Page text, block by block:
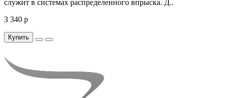
служит в системах распределенного впрыска. Д..
3 340 р
Купить